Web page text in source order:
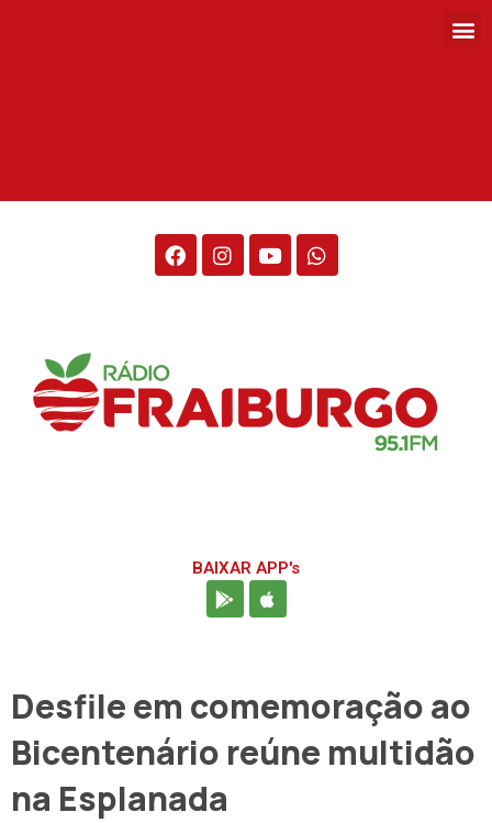
BAIXAR APP's
Desfile em comemoração ao
Bicentenário reúne multidão
na Esplanada